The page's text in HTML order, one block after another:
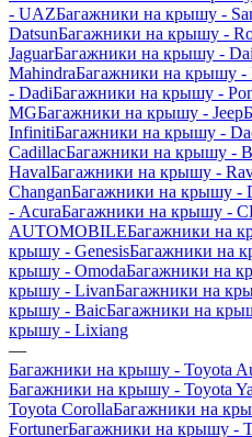
- UAZБагажники на крышу -
DatsunБагажники на крышу -
JaguarБагажники на крышу -
MahindraБагажники на крышу -
- DadiБагажники на крышу -
MGБагажники на крышу - Jeep
InfinitiБагажники на крышу -
CadillacБагажники на крышу -
HavalБагажники на крышу -
ChanganБагажники на крышу -
- AcuraБагажники на крышу -
AUTOMOBILEБагажники на
крышу - GenesisБагажники на
крышу - OmodaБагажники на
крышу - LivanБагажники на
крышу - BaicБагажники на
крышу - Lixiang
—
Багажники на крышу - Toyota
Багажники на крышу - Toyota
Toyota CorollaБагажники на
FortunerБагажники на крышу -